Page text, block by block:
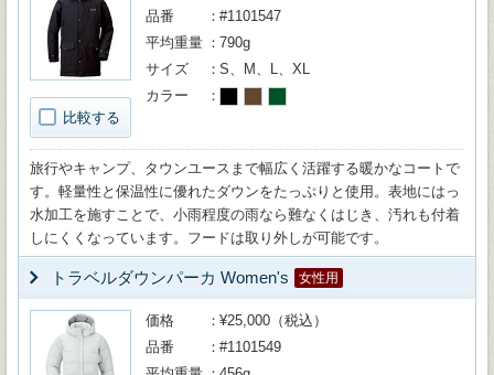
比較する
品番
#1101547
平均重量
790g
サイズ
S、M、L、XL
カラー
旅行やキャンプ、タウンユースまで幅広く活躍する暖かなコートで
す。軽量性と保温性に優れたダウンをたっぷりと使用。表地にはっ
水加工を施すことで、小雨程度の雨なら難なくはじき、汚れも付着
しにくくなっています。フードは取り外しが可能です。
トラベルダウンパーカ Women's 女性用
価格
¥25,000（税込）
品番
#1101549